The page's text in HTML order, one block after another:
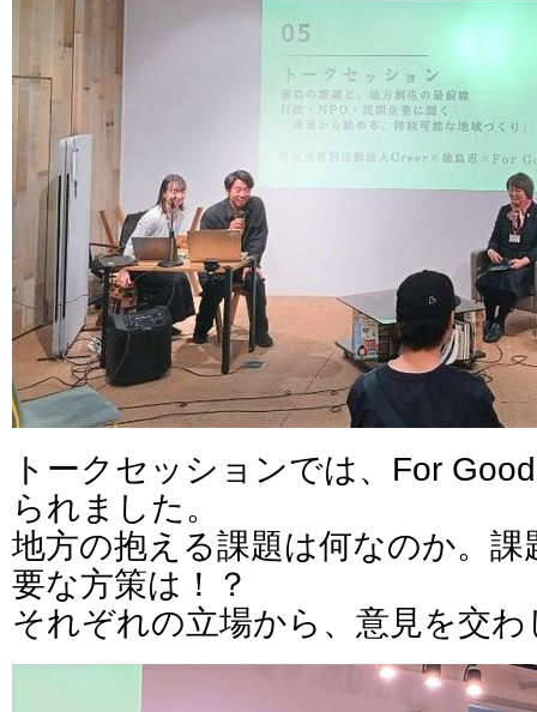
トークセッションでは、For
られました。
地方の抱える課題は何なのか。
要な方策は！？
それぞれの立場から、意見を交